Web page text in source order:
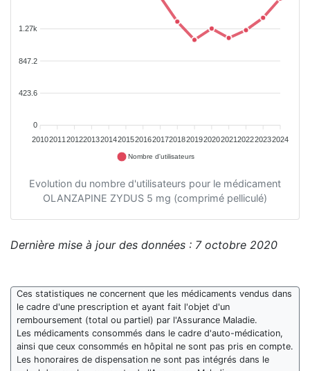
1.27k
847.2
423.6
0
20102011 2012201320142015201620172018201920202021 202220232024
Nombre d'utilisateurs
Evolution du nombre d'utilisateurs pour le médicament
OLANZAPINE ZYDUS 5 mg (comprimé pelliculé)
Dernière mise à jour des données : 7 octobre 2020
Ces statistiques ne concernent que les médicaments vendus dans
le cadre d'une prescription et ayant fait l'objet d'un
remboursement (total ou partiel) par l'Assurance Maladie.
Les médicaments consommés dans le cadre d'auto-médication,
ainsi que ceux consommés en hôpital ne sont pas pris en compte.
Les honoraires de dispensation ne sont pas intégrés dans le